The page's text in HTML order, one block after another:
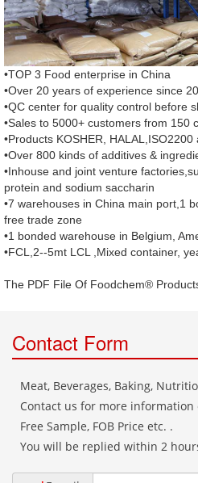
•TOP 3 Food enterprise in China
•Over 20 years of experience since
•QC center for quality control before
•Sales to 5000+ customers from 150
•Products KOSHER,
•Over 800 kinds of additives &
•Inhouse and joint venture
protein and sodium saccharin
•7 warehouses in China main port,1
free trade zone
•1 bonded warehouse in Belgium,
•FCL,2--5mt LCL ,Mixed container,
The PDF File Of Foodchem®